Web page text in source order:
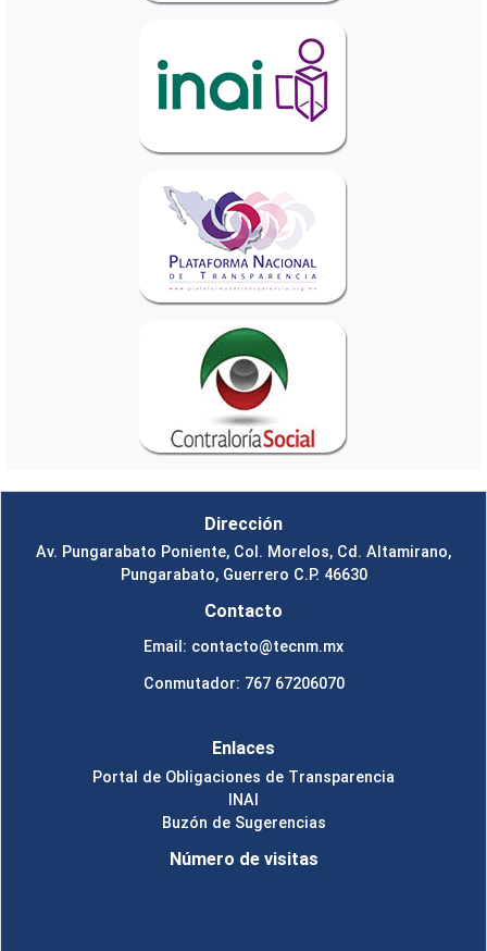
Dirección
Av. Pungarabato Poniente, Col. Morelos, Cd. Altamirano,
Pungarabato, Guerrero C.P. 46630
Contacto
Email: contacto@tecnm.mx
Conmutador: 767 67206070
Enlaces
Portal de Obligaciones de Transparencia
INAI
Buzón de Sugerencias
Número de visitas